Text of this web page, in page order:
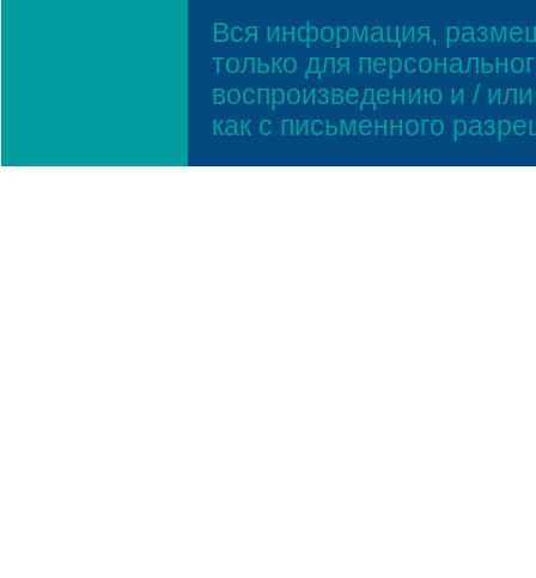
Вся информация,
только для
воспроизведению и /
как с письменного